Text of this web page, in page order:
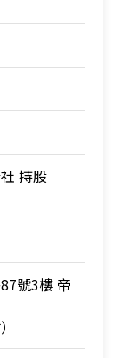
持股
號3樓 帝